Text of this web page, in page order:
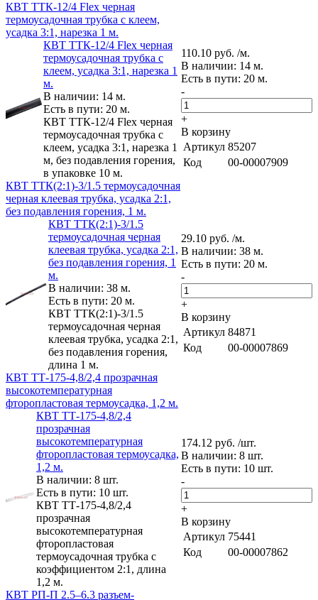
КВТ ТТК-12/4 Flex черная
термоусадочная трубка с клеем,
усадка 3:1, нарезка 1 м.
КВТ ТТК-12/4 Flex черная
термоусадочная трубка с
клеем, усадка 3:1, нарезка 1
м.
В наличии: 14 м.
Есть в пути: 20 м.
КВТ ТТК-12/4 Flex черная
термоусадочная трубка с
клеем, усадка 3:1, нарезка 1
м, без подавления горения,
в упаковке 10 м.
110.10 руб. /м.
В наличии: 14 м.
Есть в пути: 20 м.
-
+
В корзину
Артикул 85207
Код
00-00007909
КВТ ТТК(2:1)-3/1.5 термоусадочная
черная клеевая трубка, усадка 2:1,
без подавления горения, 1 м.
КВТ ТТК(2:1)-3/1.5
термоусадочная черная
клеевая трубка, усадка 2:1,
без подавления горения, 1
м.
В наличии: 38 м.
Есть в пути: 20 м.
КВТ ТТК(2:1)-3/1.5
термоусадочная черная
клеевая трубка, усадка 2:1,
без подавления горения,
длина 1 м.
29.10 руб. /м.
В наличии: 38 м.
Есть в пути: 20 м.
-
+
В корзину
Артикул 84871
Код
00-00007869
КВТ ТТ-175-4,8/2,4 прозрачная
высокотемпературная
фторопластовая термоусадка, 1,2 м.
КВТ ТТ-175-4,8/2,4
прозрачная
высокотемпературная
фторопластовая термоусадка,
1,2 м.
В наличии: 8 шт.
Есть в пути: 10 шт.
КВТ ТТ-175-4,8/2,4
прозрачная
высокотемпературная
фторопластовая
термоусадочная трубка с
коэффициентом 2:1, длина
1,2 м.
174.12 руб. /шт.
В наличии: 8 шт.
Есть в пути: 10 шт.
-
+
В корзину
Артикул 75441
Код
00-00007862
КВТ РП-П 2.5–6.3 разъем-